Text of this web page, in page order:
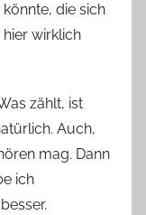
die sich
wirklich
zählt, ist
Auch,
mag. Dann
ich